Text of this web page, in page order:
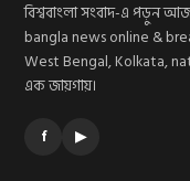
বিশ্ববাংলা সংবাদ-এ পড়ুন
bangla news online &
West Bengal, Kolkata,
এক জায়গায়।
f ▶